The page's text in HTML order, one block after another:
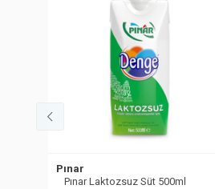
Pınar
Pınar Laktozsuz Süt 500ml